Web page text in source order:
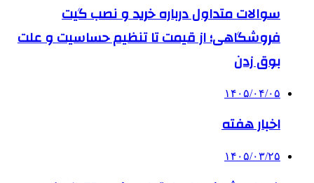
سوالات متداول درباره خرید و نصب گیت
فروشگاهی؛ از قیمت تا تنظیم حساسیت و علت
بوق زدن
۱۴۰۵/۰۴/۰۵
اخبار هفته
۱۴۰۵/۰۳/۲۵